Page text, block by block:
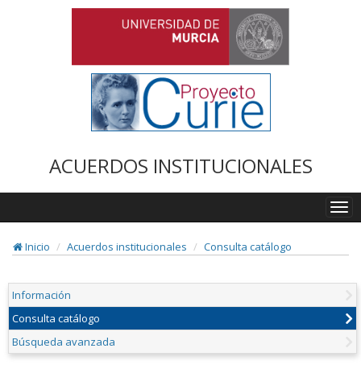
ACUERDOS INSTITUCIONALES
Inicio
Acuerdos institucionales Consulta catálogo
Información
Consulta catálogo
Búsqueda avanzada